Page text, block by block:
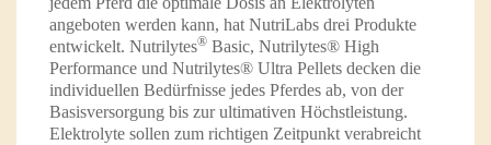
angeboten werden kann, hat NutriLabs drei Produkte
entwickelt. Nutrilytes® Basic, Nutrilytes® High
Performance und Nutrilytes® Ultra Pellets decken die
individuellen Bedürfnisse jedes Pferdes ab, von der
Basisversorgung bis zur ultimativen Höchstleistung.
Elektrolyte sollen zum richtigen Zeitpunkt verabreicht